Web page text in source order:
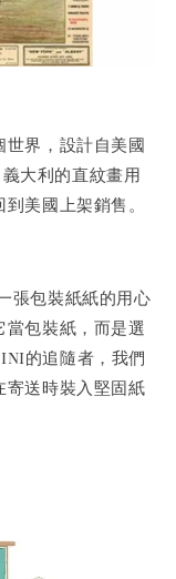
界，設計自美國
大利的直紋畫用
美國上架銷售。
包裝紙紙的用心
包裝紙，而是選
的追隨者，我們
寄送時裝入堅固紙